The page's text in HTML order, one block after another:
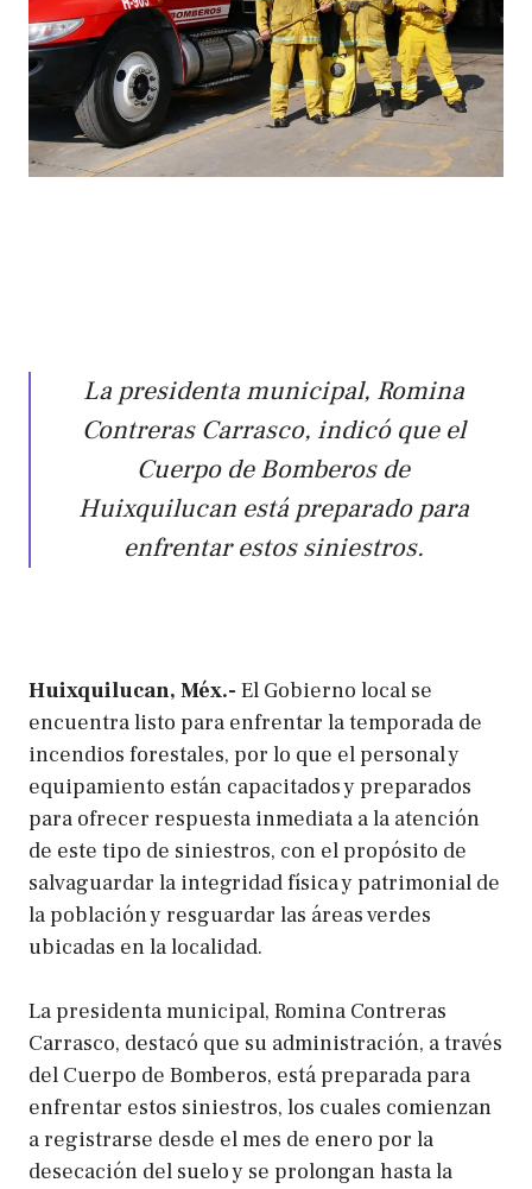
La presidenta municipal, Romina
Contreras Carrasco, indicó que el
Cuerpo de Bomberos de
Huixquilucan está preparado para
enfrentar estos siniestros.
Huixquilucan, Méx.- El Gobierno local se
encuentra listo para enfrentar la temporada de
incendios forestales, por lo que el personal y
equipamiento están capacitados y preparados
para ofrecer respuesta inmediata a la atención
de este tipo de siniestros, con el propósito de
salvaguardar la integridad física y patrimonial de
la población y resguardar las áreas verdes
ubicadas en la localidad.
La presidenta municipal, Romina Contreras
Carrasco, destacó que su administración, a través
del Cuerpo de Bomberos, está preparada para
enfrentar estos siniestros, los cuales comienzan
a registrarse desde el mes de enero por la
desecación del suelo y se prolongan hasta la